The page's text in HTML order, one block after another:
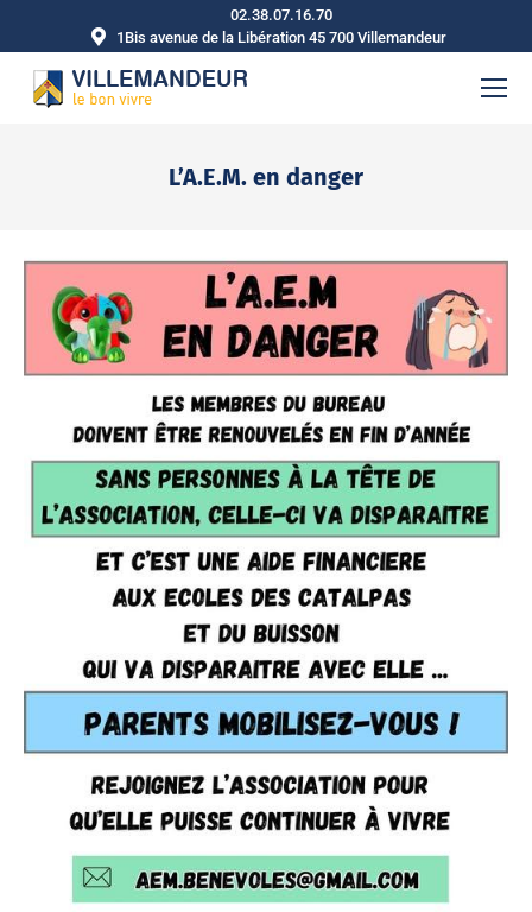
02.38.07.16.70
1Bis avenue de la Libération 45 700 Villemandeur
L’A.E.M. en danger